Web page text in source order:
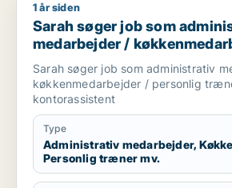
Sarah søger job som administrativ
1 år siden
Sarah søger job som
medarbejder /
personlig træner / diætist /
kontorassistent
Sarah søger job som administrativ
køkkenmedarbejder / personlig
kontorassistent
Type
Administrativ medarbejder,
Personlig træner mv.